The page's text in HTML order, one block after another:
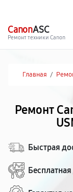
CanonASC
Ремонт техники Canon
Главная /
Ремонт
Быстрая